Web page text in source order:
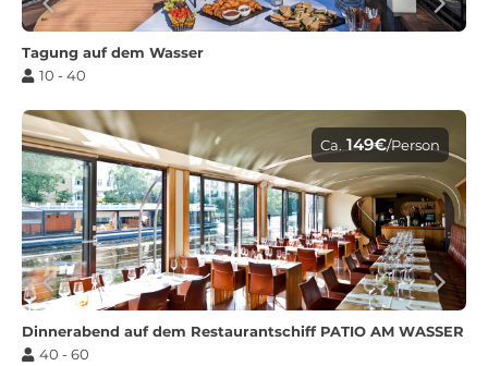
Tagung auf dem Wasser
10 - 40
Ca. 149€/Person
Dinnerabend auf dem Restaurantschiff PATIO AM WASSER
40 - 60